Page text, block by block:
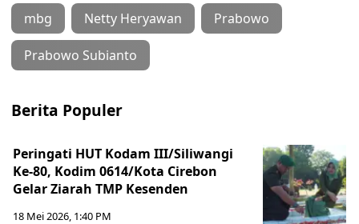
mbg Netty Heryawan Prabowo
Prabowo Subianto
Berita Populer
Peringati HUT Kodam III/Siliwangi
Ke-80, Kodim 0614/Kota Cirebon
Gelar Ziarah TMP Kesenden
18 Mei 2026, 1:40 PM